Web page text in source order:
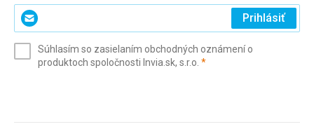
Zadajte
svoj
(povinné)
Prihlásiť
Súhlasím so zasielaním obchodných oznámení o
produktoch spoločnosti Invia.sk, s.r.o. *(povinné)